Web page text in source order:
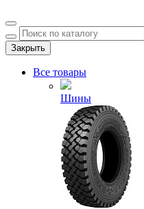
Закрыть
Все товары
Шины